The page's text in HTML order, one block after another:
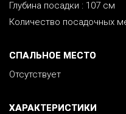
Глубина посадки : 107 см
Количество посадочных
СПАЛЬНОЕ МЕСТО
Отсутствует
ХАРАКТЕРИСТИКИ